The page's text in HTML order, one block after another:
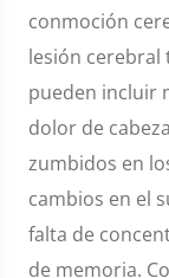
conmoción
lesión cerebral
pueden incluir
dolor de
zumbidos en
cambios en el
falta de
de memoria.